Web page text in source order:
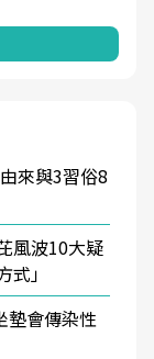
來與3習俗8
風波10大疑
」
墊會傳染性